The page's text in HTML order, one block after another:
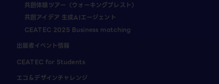
共創体験ツアー（ウォーキングブレスト）
共創アイデア 生成AIエージェント
CEATEC 2025 Business matching
出展者イベント情報
CEATEC for Students
エコ＆デザインチャレンジ